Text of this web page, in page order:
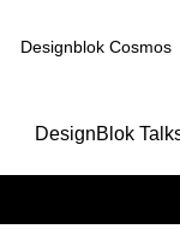
Designblok Cosmos
DesignBlok